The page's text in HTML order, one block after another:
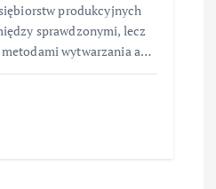
produkcyjnych
sprawdzonymi, lecz
wytwarzania a…